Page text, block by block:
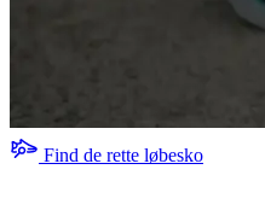
Find de rette løbesko